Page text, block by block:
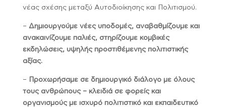
νέας σχέσης μεταξύ Αυτοδιοίκησης και Πολιτισμού.
– Δημιουργούμε νέες υποδομές, αναβαθμίζουμε και
ανακαινίζουμε παλιές, στηρίζουμε κομβικές
εκδηλώσεις, υψηλής προστιθέμενης πολιτιστικής
αξίας.
–
Προχωρήσαμε σε δημιουργικό διάλογο με όλους
τους ανθρώπους – κλειδιά σε φορείς και
οργανισμούς με ισχυρό πολιτιστικό και εκπαιδευτικό